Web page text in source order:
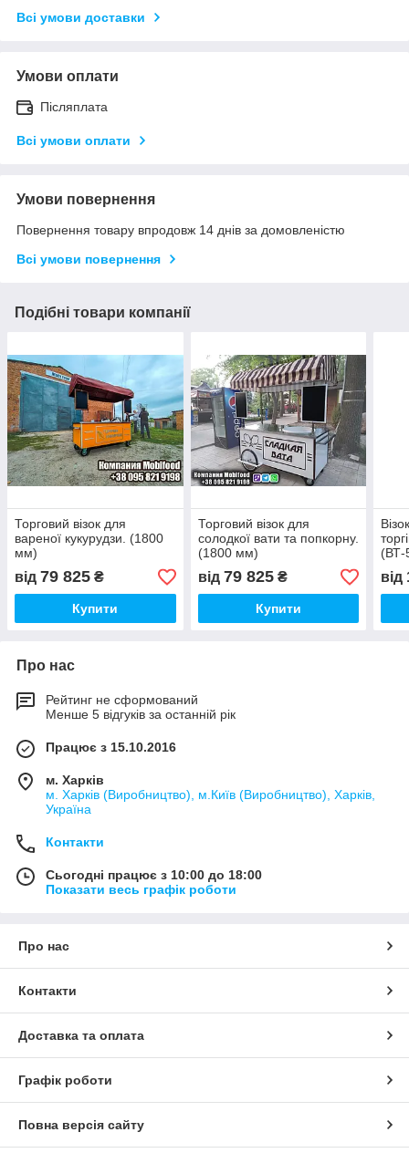
Всі умови доставки
Умови оплати
Післяплата
Всі умови оплати
Умови повернення
Повернення товару впродовж 14 днів за домовленістю
Всі умови повернення
Подібні товари компанії
Торговий візок для
вареної кукурудзи. (1800
мм)
від 79 825 ₴
Купити
Торговий візок для
солодкої вати та попкорну.
(1800 мм)
від 79 825₴
Купити
(ВТ-
від
Про нас
Рейтинг не сформований
Менше 5 відгуків за останній рік
Працює з 15.10.2016
м. Харків
м. Харків (Виробництво), м.Київ (Виробництво), Харків,
Україна
Контакти
Сьогодні працює з 10:00 до 18:00
Показати весь графік роботи
Про нас
Контакти
Доставка та оплата
Графік роботи
Повна версія сайту